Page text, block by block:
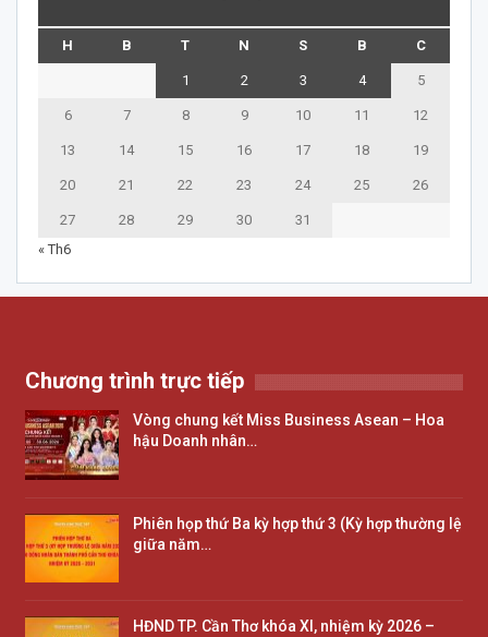
H B T N S B C
1 2 3 4 5
6 7 8 9 10 11 12
13 14 15 16 17 18 19
20 21 22 23 24 25 26
27 28 29 30
31
« Th6
Chương trình trực tiếp
Vòng chung kết Miss Business Asean – Hoa
hậu Doanh nhân…
Phiên họp thứ Ba kỳ hợp thứ 3 (Kỳ hợp thường lệ
giữa năm…
HĐND TP. Cần Thơ khóa XI, nhiệm kỳ 2026 –